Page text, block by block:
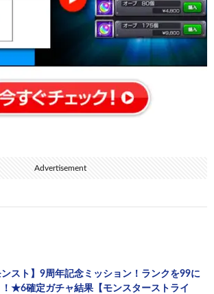
Advertisement
ンスト】9周年記念ミッション！ランクを99に
★6確定ガチャ結果【モンスターストライ